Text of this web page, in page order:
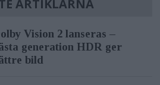
ARTIKLARNA
Vision 2 lanseras –
generation HDR ger
bild